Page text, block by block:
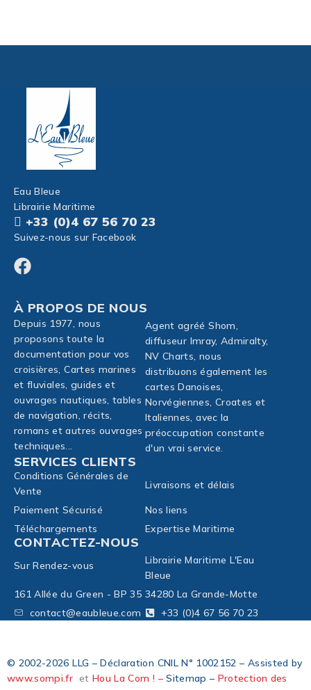
Eau Bleue
Librairie Maritime
+33 (0)4 67 56 70 23
Suivez-nous sur Facebook
À PROPOS DE NOUS
Depuis 1977, nous
proposons toute la
documentation pour vos
croisières, Cartes marines
et fluviales, guides et
ouvrages nautiques, tables
de navigation, récits,
romans et autres ouvrages
techniques...
Agent agréé Shom,
diffuseur Imray, Admiralty,
NV Charts, nous
distribuons également les
cartes Danoises,
Norvégiennes, Croates et
Italiennes, avec la
préoccupation constante
d'un vrai service.
SERVICES CLIENTS
Conditions Générales de
Vente
Livraisons et délais
Paiement Sécurisé
Nos liens
Téléchargements
Expertise Maritime
CONTACTEZ-NOUS
Sur Rendez-vous
Librairie Maritime L'Eau
Bleue
161 Allée du Green - BP 35 34280 La Grande-Motte
contact@eaubleue.com
+33 (0)4 67 56 70 23
© 2002-2026 LLG – Déclaration CNIL N° 1002152 – Assisted by
www.sompi.fr et Hou La Com ! –Sitemap – Protection des